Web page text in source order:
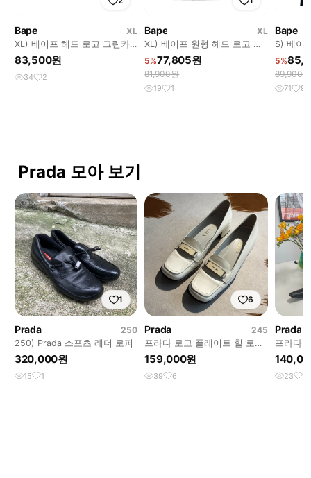
Bape
XL
XL) 베이프 헤드 로고 그린카
모 티셔츠
83,500원
34 2
Bape
XL
XL) 베이프 원형 헤드 로고 반
팔 티셔츠
5%77,805원
81,900원
19 1
Bape
S) 베이
일로 패
5%
89,900원
71 9
Prada 모아 보기
1
Prada
250
250) Prada 스포츠 레더 로퍼
320,000원
15 1
6
Prada
245
프라다 로고 플레이트 힐 로퍼
(245)
159,000원
39 6
Prada
프라다
츠
23 2